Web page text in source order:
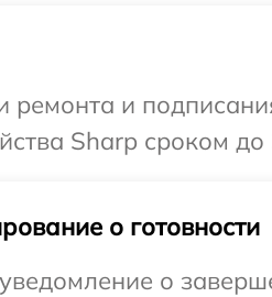
ремонта и
Sharp сроком до
о готовности
о